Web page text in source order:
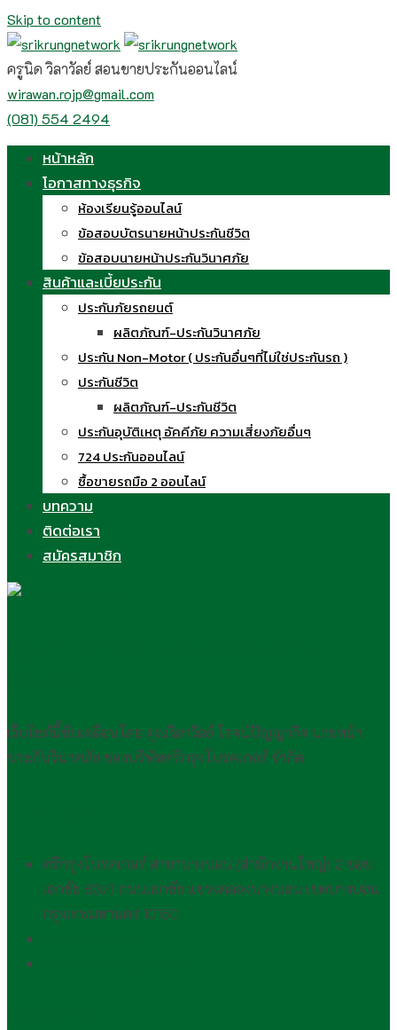
Skip to content
ครูนิด วิลาวัลย์ สอนขายประกันออนไลน์
wirawan.rojp@gmail.com
(081) 554 2494
หน้าหลัก
โอกาสทางธุรกิจ
ห้องเรียนรู้ออนไลน์
ข้อสอบบัตรนายหน้าประกันชีวิต
ข้อสอบนายหน้าประกันวินาศภัย
สินค้าและเบี้ยประกัน
ประกันภัยรถยนต์
ผลิตภัณฑ์-ประกันวินาศภัย
ประกัน Non-Motor ( ประกันอื่นๆที่ไม่ใช่ประกันรถ )
ประกันชีวิต
ผลิตภัณฑ์-ประกันชีวิต
ประกันอุบัติเหตุ อัคคีภัย ความเสี่ยงภัยอื่นๆ
724 ประกันออนไลน์
ซื้อขายรถมือ 2 ออนไลน์
บทความ
ติดต่อเรา
สมัครสมาชิก
เว็บไซต์นี้ขับเคลื่อนโดย คุณวิลาวัลย์ โรจน์ปัญญากิจ นายหน้า
ประกันวินาศภัย ของบริษัทศรีกรุงโบรคเกอร์ จำกัด
ศรีกรุงโบรคเกอร์ สาขาบางบอน (สำนักงานใหญ่) 2 ซอย
เอกชัย 83/1 ถนนเอกชัย แขวงคลองบางบอน เขตบางบอน
กรุงเทพมหานคร 10150